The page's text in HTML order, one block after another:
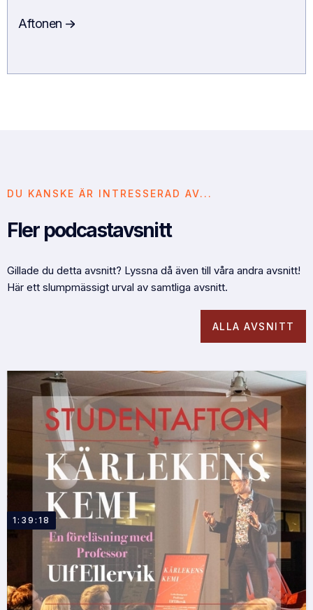
Aftonen
DU KANSKE ÄR INTRESSERAD AV...
Fler podcastavsnitt
Gillade du detta avsnitt? Lyssna då även till våra andra avsnitt!
Här ett slumpmässigt urval av samtliga avsnitt.
ALLA AVSNITT
1:39:18